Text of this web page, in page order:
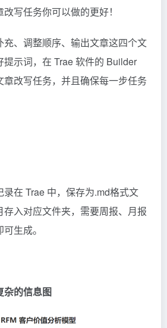
写任务你可以做的更好！
、调整顺序、输出文章这四个文
示词，在 Trae 软件的 Builder
改写任务，并且确保每一步任务
录在 Trae 中，保存为.md格式文
入对应文件夹，需要周报、月报
生成。
杂的信息图